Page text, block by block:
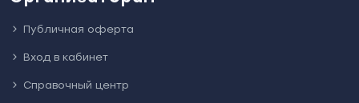
все зависит от пожеланий и задач организатора. А время на
настройку и подготовку оборудования занимает 20-30
регистрации на мероприятие.
Публичная оферта
Вход в кабинет
Справочный центр